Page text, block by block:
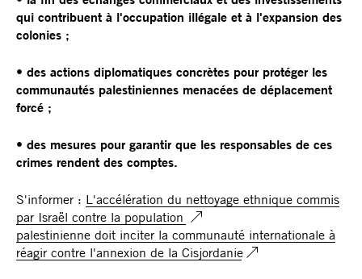
qui contribuent à l'occupation illégale et à l'expansion des
colonies ;
• des actions diplomatiques concrètes pour protéger les
communautés palestiniennes menacées de déplacement
forcé ;
• des mesures pour garantir que les responsables de ces
crimes rendent des comptes.
S'informer : L'accélération du nettoyage ethnique commis
par Israël contre la population
palestinienne doit inciter la communauté internationale à
réagir contre l'annexion de la Cisjordanie